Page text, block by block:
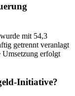
mit 54,3
getrennt veranlagt
Umsetzung erfolgt
Initiative?